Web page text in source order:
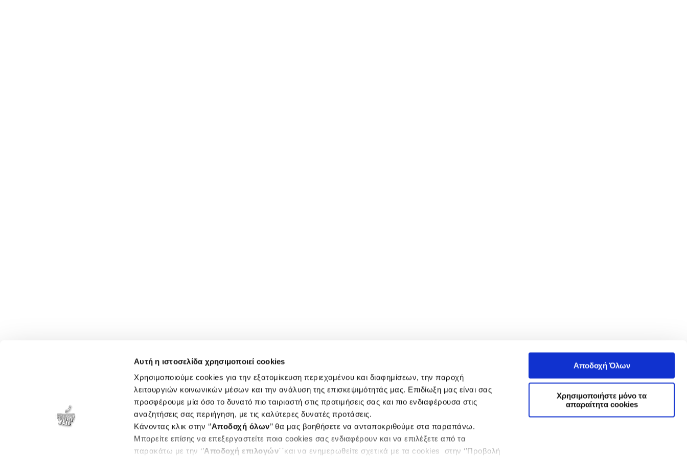
Αυτή η ιστοσελίδα χρησιμοποιεί cookies
Χρησιμοποιούμε cookies για την εξατομίκευση περιεχομένου και διαφημίσεων, την παροχή
λειτουργιών κοινωνικών μέσων και την ανάλυση της επισκεψιμότητάς μας. Επιδίωξη μας είναι σας
προσφέρουμε μία όσο το δυνατό πιο ταιριαστή στις προτιμήσεις σας και πιο ενδιαφέρουσα στις
αναζητήσεις σας περιήγηση, με τις καλύτερες δυνατές προτάσεις.
Κάνοντας κλικ στην ‘’Αποδοχή όλων’’ θα μας βοηθήσετε να ανταποκριθούμε στα παραπάνω.
Μπορείτε επίσης να επεξεργαστείτε ποια cookies σας ενδιαφέρουν και να επιλέξετε από τα
παρακάτω με την ‘’Αποδοχή επιλογών΄΄και να ενημερωθείτε σχετικά με τα cookies στην ‘’Προβολή
Αποδοχή Όλων
Χρησιμοποιήστε μόνο τα
απαραίτητα cookies